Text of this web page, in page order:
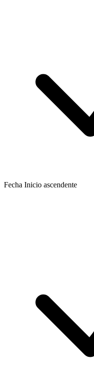
Fecha Inicio ascendente